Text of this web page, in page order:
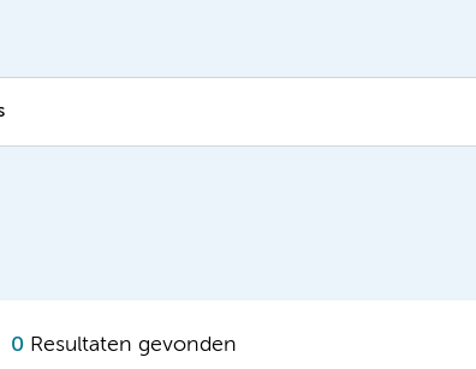
0 Resultaten gevonden